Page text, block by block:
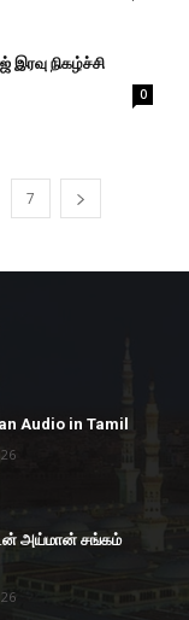
இரவு நிகழ்ச்சி
0
7
Audio in Tamil
அய்மான் சங்கம்